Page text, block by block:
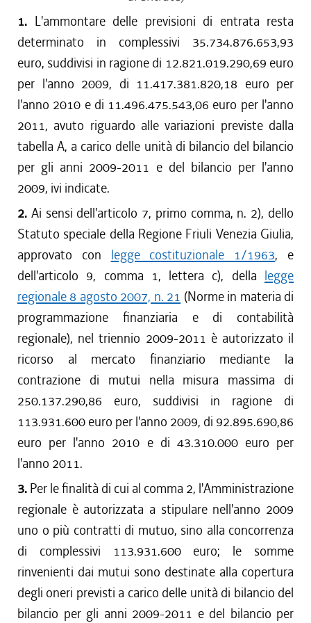
dal 01/08/2013 al 11/12/2013
dal 11/04/2013 al 31/07/2013
dal 24/01/2013 al 10/04/2013
dal 01/01/2013 al 23/01/2013
dal 29/12/2012 al 31/12/2012
dal 29/11/2012 al 28/12/2012
dal 18/10/2012 al 28/11/2012
dal 28/07/2012 al 17/10/2012
dal 24/05/2012 al 27/07/2012
dal 29/03/2012 al 23/05/2012
dal 01/01/2012 al 14/03/2012
dal 25/08/2011 al 31/12/2011
dal 01/01/2011 al 24/08/2011
dal 28/10/2010 al 31/12/2010
dal 13/08/2010 al 27/10/2010
dal 22/07/2010 al 12/08/2010
dal 01/01/2010 al 21/07/2010
dal 30/07/2009 al 31/12/2009
dal 11/06/2009 al 29/07/2009
dal 09/01/2009 al 18/03/2009
1. L'ammontare delle previsioni di entrata resta
determinato in complessivi 35.734.876.653,93
euro, suddivisi in ragione di 12.821.019.290,69 euro
per l'anno 2009, di 11.417.381.820,18 euro per
l'anno 2010 e di 11.496.475.543,06 euro per l'anno
2011, avuto riguardo alle variazioni previste dalla
tabella A, a carico delle unità di bilancio del bilancio
per gli anni 2009-2011 e del bilancio per l'anno
2009, ivi indicate.
2. Ai sensi dell'articolo 7, primo comma, n. 2), dello
Statuto speciale della Regione Friuli Venezia Giulia,
approvato con legge costituzionale 1/1963, e
dell'articolo 9, comma 1, lettera c), della legge
regionale 8 agosto 2007, n. 21 (Norme in materia di
programmazione finanziaria e di contabilità
regionale), nel triennio 2009-2011 è autorizzato il
ricorso al mercato finanziario mediante la
contrazione di mutui nella misura massima di
250.137.290,86 euro, suddivisi in ragione di
113.931.600 euro per l'anno 2009, di 92.895.690,86
euro per l'anno 2010 e di 43.310.000 euro per
l'anno 2011.
3. Per le finalità di cui al comma 2, l'Amministrazione
regionale è autorizzata a stipulare nell'anno 2009
uno o più contratti di mutuo, sino alla concorrenza
di complessivi 113.931.600 euro; le somme
rinvenienti dai mutui sono destinate alla copertura
degli oneri previsti a carico delle unità di bilancio del
bilancio per gli anni 2009-2011 e del bilancio per